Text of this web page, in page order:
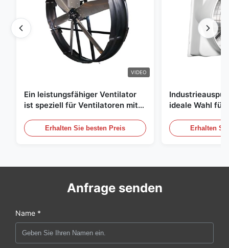
VIDEO
Ein leistungsfähiger Ventilator
ist speziell für Ventilatoren mit
mm und einem Luftvolumen von
120000 m3/h entwickelt.
Erhalten Sie besten Preis
ideale Wahl für
Erhalten
Anfrage senden
Name *